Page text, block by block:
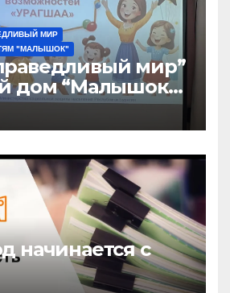
МИР
"МАЛЫШОК"
мир”
дом “Малышок”
центр новых
“УРАГШАА”
начинается с